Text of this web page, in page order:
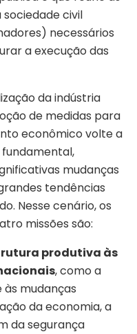
civil
necessários
a execução das
da indústria
de medidas para
econômico volte a
mudanças
tendências
Nesse cenário, os
missões são:
produtiva às
, como a
mudanças
da economia, a
da segurança